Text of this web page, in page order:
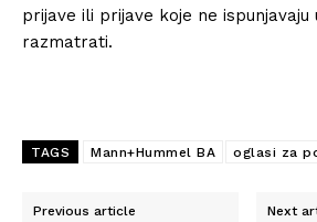
prijave ili prijave koje ne ispunjavaju
razmatrati.
TAGS Mann+Hummel BA oglasi za
Previous article Next